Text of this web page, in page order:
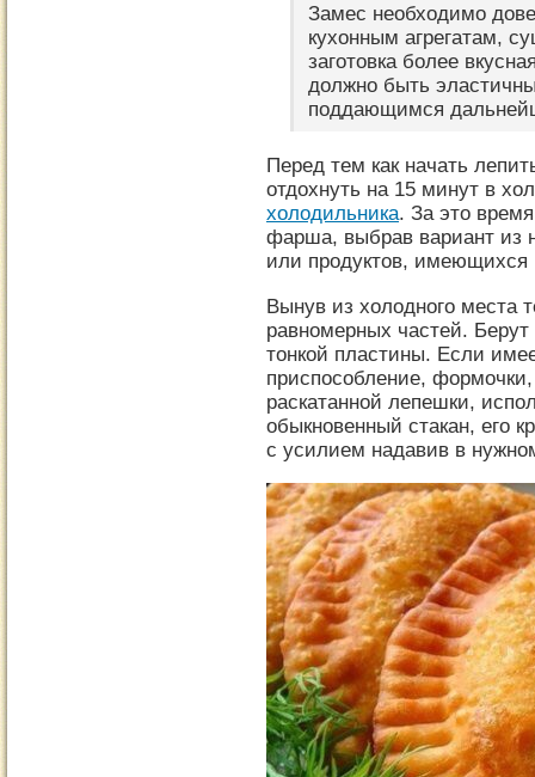
Замес необходимо
кухонным агрегатам,
заготовка более
должно быть
поддающимся
Перед тем как начать
отдохнуть на 15 минут в
холодильника. За это
фарша, выбрав вариант из
или продуктов,
Вынув из холодного места
равномерных частей.
тонкой пластины. Если
приспособление,
раскатанной лепешки,
обыкновенный стакан, его
с усилием надавив в